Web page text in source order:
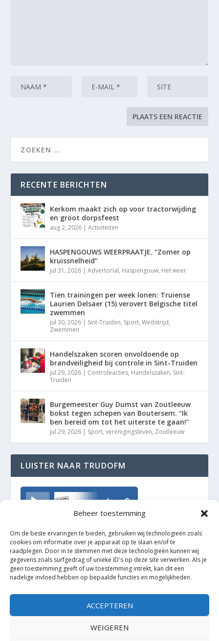
Beheer toestemming
Om de beste ervaringen te bieden, gebruiken wij technologieën zoals
cookies om informatie over je apparaat op te slaan en/of te
raadplegen. Door in te stemmen met deze technologieën kunnen wij
gegevens zoals surfgedrag of unieke ID's op deze site verwerken. Als je
geen toestemming geeft of uw toestemming intrekt, kan dit een
nadelige invloed hebben op bepaalde functies en mogelijkheden.
ACCEPTEREN
WEIGEREN
RECENTE BERICHTEN
Kerkom maakt zich op voor tractorwijding
en groot dorpsfeest
aug 2, 2026 |Activiteiten
HASPENGOUWS WEERPRAATJE. “Zomer op
kruissnelheid”
jul 31, 2026 |Advertorial, Haspengouw, Het weer
Tien trainingen per week lonen: Truiense
Laurien Delsaer (15) verovert Belgische titel
zwemmen
jul 30, 2026 | Sint-Truiden, Sport,Wedstrijd,
Zwemmen
Handelszaken scoren onvoldoende op
brandveiligheid bij controle in Sint-Truiden
jul 29, 2026 | Controleacties, Handelszaken, Sint-
Truiden
Burgemeester Guy Dumst van Zoutleeuw
bokst tegen schepen van Boutersem. “Ik
ben bereid om tot het uiterste te gaan!”
jul 29, 2026 | Sport,verenigingsleven, Zoutleeuw
LUISTER NAAR TRUDOFM
TrudoFM